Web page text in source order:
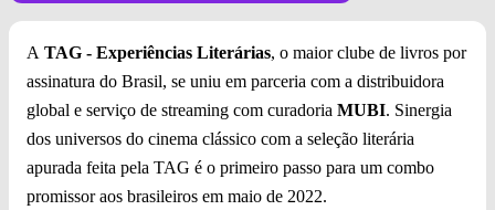
A TAG - Experiências Literárias, o maior clube de livros por
assinatura do Brasil, se uniu em parceria com a distribuidora
global e serviço de streaming com curadoria MUBI. Sinergia
dos universos do cinema clássico com a seleção literária
apurada feita pela TAG é o primeiro passo para um combo
promissor aos brasileiros em maio de 2022.